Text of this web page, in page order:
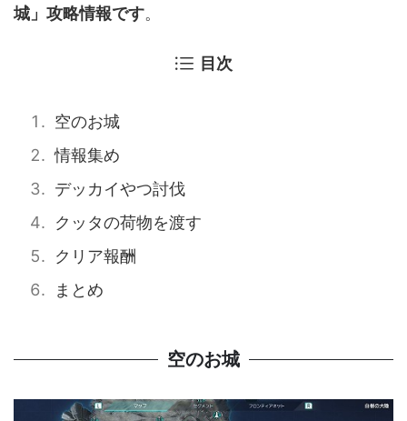
城」攻略情報です。
目次
空のお城
情報集め
デッカイやつ討伐
クッタの荷物を渡す
クリア報酬
まとめ
空のお城